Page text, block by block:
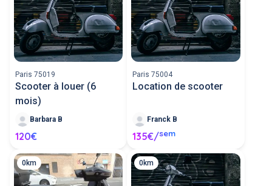
Paris 75019
Scooter à louer (6
mois)
Barbara B
120€
Paris 75004
Location de scooter
Franck B
135€/sem
0km 0km